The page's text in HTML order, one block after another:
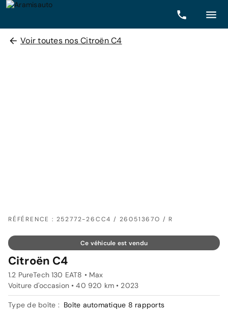
Voir toutes nos Citroën C4
RÉFÉRENCE : 252772-26CC4 / 26051367O / R
Ce véhicule est vendu
Citroën C4
1.2 PureTech 130 EAT8 • Max
Voiture d'occasion • 40 920 km • 2023
Type de boîte : Boîte automatique 8 rapports